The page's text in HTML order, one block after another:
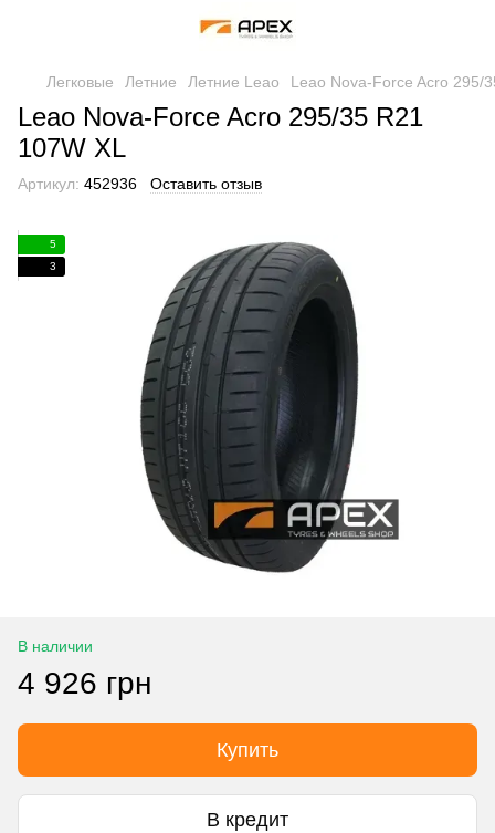
Легковые Летние Летние Leao Leao Nova-Force Acro 295/
Leao Nova-Force Acro 295/35 R21
107W XL
Артикул: 452936 Оставить отзыв
5
3
В наличии
4 926 грн
Купить
В кредит